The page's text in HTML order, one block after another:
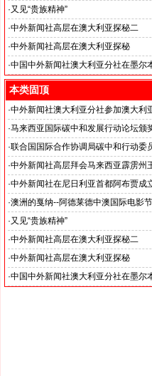
·又见“贵族精神”
在这个贵族销声匿迹的时代，“贵族的
每一个社会追寻的真正宝藏
·中外新闻社高层在澳大利亚探秘二
·中外新闻社高层在澳大利亚探秘
·中国中外新闻社澳大利亚分社在墨尔
仪式
本类固顶
·中外新闻社澳大利亚分社参加澳大
务论坛
·马来西亚国际碳中和发展行动论坛颁
隆坡香格里拉大酒店举行
·联合国国际合作协调局碳中和行动委
来西亚国际低碳发展行动论坛
主题:促进低碳领域技术交流 深化低碳
·中外新闻社高层拜会马来西亚霹雳州
子
·中外新闻社在尼日利亚首都阿布贾成
·澳洲的戛纳--阿德莱德中澳国际电影
·又见“贵族精神”
在这个贵族销声匿迹的时代，“贵族的
每一个社会追寻的真正宝藏
·中外新闻社高层在澳大利亚探秘二
·中外新闻社高层在澳大利亚探秘
·中国中外新闻社澳大利亚分社在墨尔